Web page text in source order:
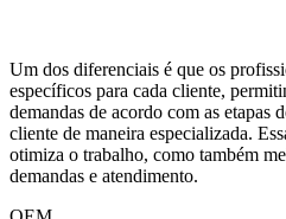
Um dos diferenciais é que os
específicos para cada cliente,
demandas de acordo com as etapas
cliente de maneira especializada.
otimiza o trabalho, como também
demandas e atendimento.